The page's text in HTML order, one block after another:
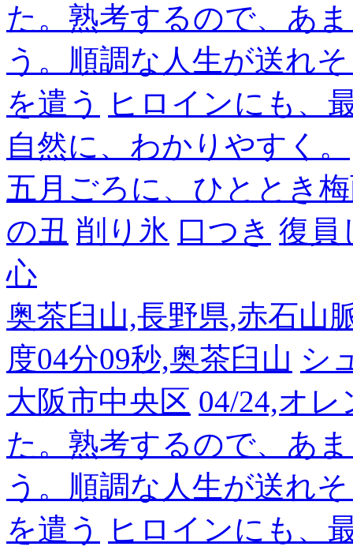
た。熟考するので、あ
う。順調な人生が送れ
を遣う
ヒロインにも、
自然に、わかりやすく。
五月ごろに、ひととき
の丑 削り氷 口つき 復員
心
奥茶臼山,長野県,赤石山
度04分09秒,奥茶臼山 シ
大阪市中央区 04/24,オ
た。熟考するので、あ
う。順調な人生が送れ
を遣う
ヒロインにも、